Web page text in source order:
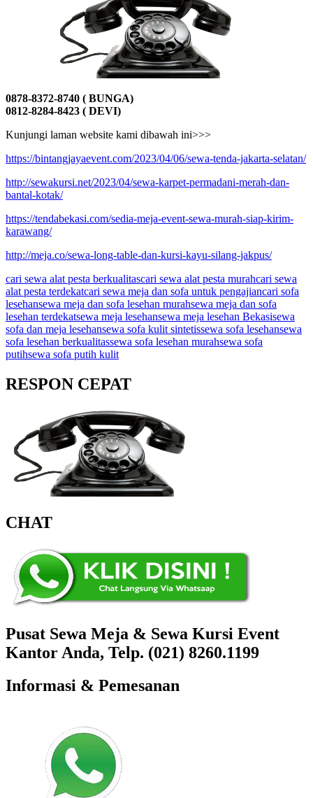
0878-8372-8740 ( BUNGA)
0812-8284-8423 ( DEVI)
Kunjungi laman website kami dibawah ini>>>
https://bintangjayaevent.com/2023/04/06/sewa-tenda-jakarta-selatan/
http://sewakursi.net/2023/04/sewa-karpet-permadani-merah-dan-
bantal-kotak/
https://tendabekasi.com/sedia-meja-event-sewa-murah-siap-kirim-
karawang/
http://meja.co/sewa-long-table-dan-kursi-kayu-silang-jakpus/
cari sewa alat pesta berkualitascari sewa alat pesta murahcari sewa
alat pesta terdekatcari sewa meja dan sofa untuk pengajiancari sofa
lesehansewa meja dan sofa lesehan murahsewa meja dan sofa
lesehan terdekatsewa meja lesehansewa meja lesehan Bekasisewa
sofa dan meja lesehansewa sofa kulit sintetissewa sofa lesehansewa
sofa lesehan berkualitassewa sofa lesehan murahsewa sofa
putihsewa sofa putih kulit
RESPON CEPAT
CHAT
Pusat Sewa Meja & Sewa Kursi Event
Kantor Anda, Telp. (021) 8260.1199
Informasi & Pemesanan